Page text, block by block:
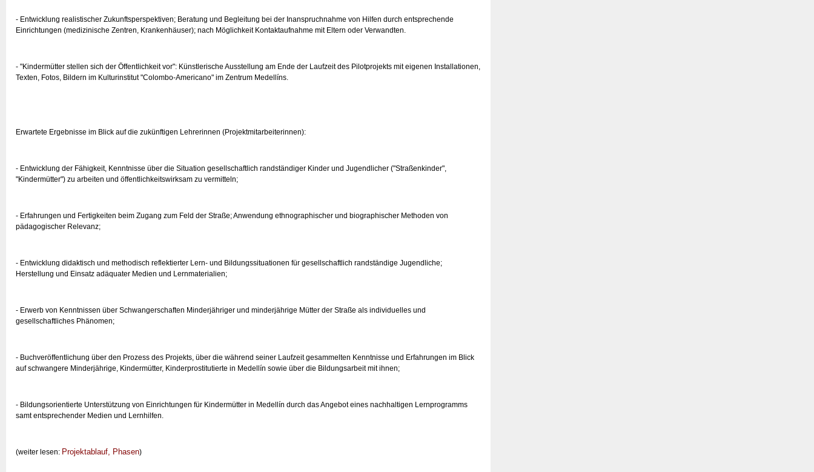
- Entwicklung realistischer Zukunftsperspektiven; Beratung und Begleitung bei der Inanspruchnahme von Hilfen durch entsprechende
Einrichtungen (medizinische Zentren, Krankenhäuser); nach Möglichkeit Kontaktaufnahme mit Eltern oder Verwandten.
- "Kindermütter stellen sich der Öffentlichkeit vor": Künstlerische Ausstellung am Ende der Laufzeit des Pilotprojekts mit eigenen Installationen,
Texten, Fotos, Bildern im Kulturinstitut "Colombo-Americano" im Zentrum Medellíns.
Erwartete Ergebnisse im Blick auf die zukünftigen Lehrerinnen (Projektmitarbeiterinnen):
- Entwicklung der Fähigkeit, Kenntnisse über die Situation gesellschaftlich randständiger Kinder und Jugendlicher ("Straßenkinder",
"Kindermütter") zu arbeiten und öffentlichkeitswirksam zu vermitteln;
- Erfahrungen und Fertigkeiten beim Zugang zum Feld der Straße; Anwendung ethnographischer und biographischer Methoden von
pädagogischer Relevanz;
- Entwicklung didaktisch und methodisch reflektierter Lern- und Bildungssituationen für gesellschaftlich randständige Jugendliche;
Herstellung und Einsatz adäquater Medien und Lernmaterialien;
- Erwerb von Kenntnissen über Schwangerschaften Minderjähriger und minderjährige Mütter der Straße als individuelles und
gesellschaftliches Phänomen;
- Buchveröffentlichung über den Prozess des Projekts, über die während seiner Laufzeit gesammelten Kenntnisse und Erfahrungen im Blick
auf schwangere Minderjährige, Kindermütter, Kinderprostitutierte in Medellín sowie über die Bildungsarbeit mit ihnen;
- Bildungsorientierte Unterstützung von Einrichtungen für Kindermütter in Medellín durch das Angebot eines nachhaltigen Lernprogramms
samt entsprechender Medien und Lernhilfen.
(weiter lesen: Projektablauf, Phasen)